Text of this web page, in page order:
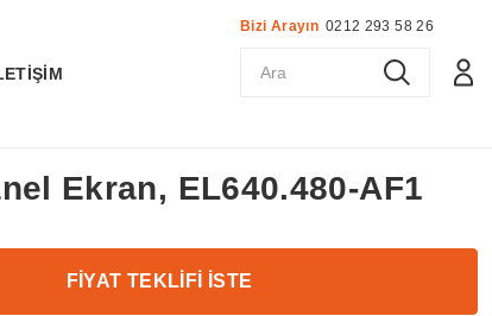
Bizi Arayın 0212 293 58 26
Ekran, EL640.480-AF1
FİYAT TEKLİFİ İSTE